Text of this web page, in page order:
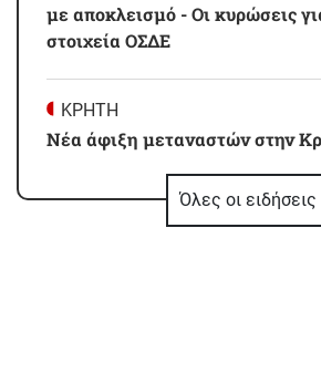
με αποκλεισμό - Οι κυρώσεις
στοιχεία ΟΣΔΕ
ΚΡΗΤΗ
Νέα άφιξη μεταναστών στην
Όλες οι ειδήσεις